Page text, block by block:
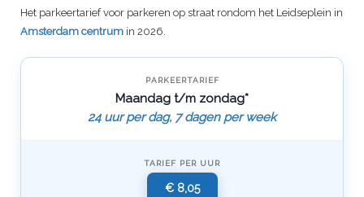
Het parkeertarief voor parkeren op straat rondom het Leidseplein in
Amsterdam centrum in 2026.
PARKEERTARIEF
Maandag t/m zondag*
24 uur per dag, 7 dagen per week
TARIEF PER UUR
€ 8,05